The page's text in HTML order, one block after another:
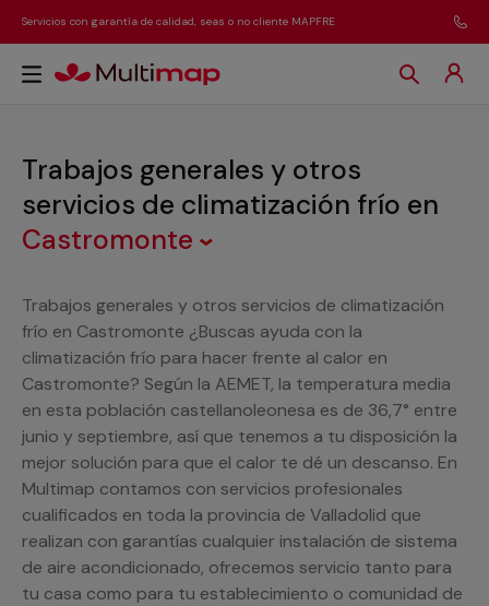
Servicios con garantía de calidad, seas o no cliente MAPFRE
Trabajos generales y otros
servicios de climatización frío en
Castromonte
Trabajos generales y otros servicios de climatización
frío en Castromonte ¿Buscas ayuda con la
climatización frío para hacer frente al calor en
Castromonte? Según la AEMET, la temperatura media
en esta población castellanoleonesa es de 36,7° entre
junio y septiembre, así que tenemos a tu disposición la
mejor solución para que el calor te dé un descanso. En
Multimap contamos con servicios profesionales
cualificados en toda la provincia de Valladolid que
realizan con garantías cualquier instalación de sistema
de aire acondicionado, ofrecemos servicio tanto para
tu casa como para tu establecimiento o comunidad de